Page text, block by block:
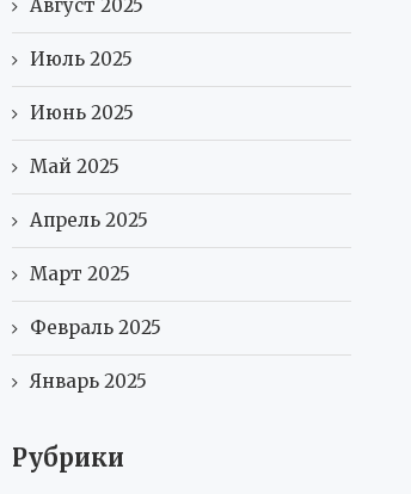
Август 2025
Июль 2025
Июнь 2025
Май 2025
Апрель 2025
Март 2025
Февраль 2025
Январь 2025
Рубрики